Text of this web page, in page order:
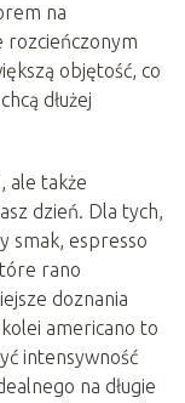
na
rozcieńczonym
objętość, co
dłużej
ale także
dzień. Dla tych,
smak, espresso
rano
doznania
americano to
intensywność
na długie